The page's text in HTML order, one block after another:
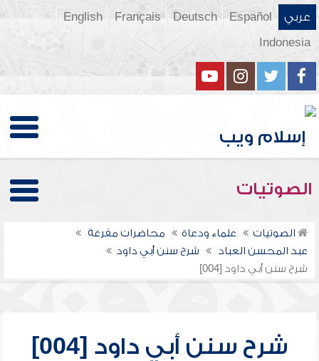
عربي Español
Deutsch
Français
English
Indonesia
الصوتيات
الصوتيات علماء ودعاة
محاضرات مفرغة
عبد المحسن العباد
شرح سنن أبي داود
شرح سنن أبي داود [004]
شرح سنن أبي داود [004]